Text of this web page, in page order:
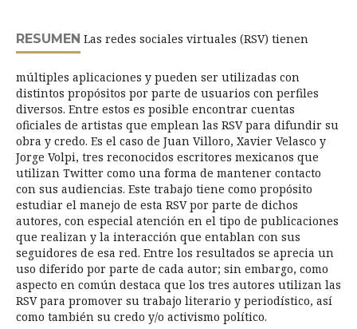
RESUMEN Las redes sociales virtuales (RSV) tienen
múltiples aplicaciones y pueden ser utilizadas con
distintos propósitos por parte de usuarios con perfiles
diversos. Entre estos es posible encontrar cuentas
oficiales de artistas que emplean las RSV para difundir su
obra y credo. Es el caso de Juan Villoro, Xavier Velasco y
Jorge Volpi, tres reconocidos escritores mexicanos que
utilizan Twitter como una forma de mantener contacto
con sus audiencias. Este trabajo tiene como propósito
estudiar el manejo de esta RSV por parte de dichos
autores, con especial atención en el tipo de publicaciones
que realizan y la interacción que entablan con sus
seguidores de esa red. Entre los resultados se aprecia un
uso diferido por parte de cada autor; sin embargo, como
aspecto en común destaca que los tres autores utilizan las
RSV para promover su trabajo literario y periodístico, así
como también su credo y/o activismo político.